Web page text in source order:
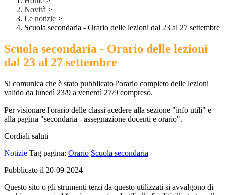
Novità >
Le notizie >
Scuola secondaria - Orario delle lezioni dal 23 al 27 settembre
Scuola secondaria - Orario delle lezioni
dal 23 al 27 settembre
Si comunica che è stato pubblicato l'orario completo delle lezioni
valido da lunedì 23/9 a venerdì 27/9 compreso.
Per visionare l'orario delle classi acedere alla sezione "info utili" e
alla pagina "secondaria - assegnazione docenti e orario".
Cordiali saluti
Notizie Tag pagina: Orario Scuola secondaria
Pubblicato il 20-09-2024
Questo sito o gli strumenti terzi da questo utilizzati si avvalgono di